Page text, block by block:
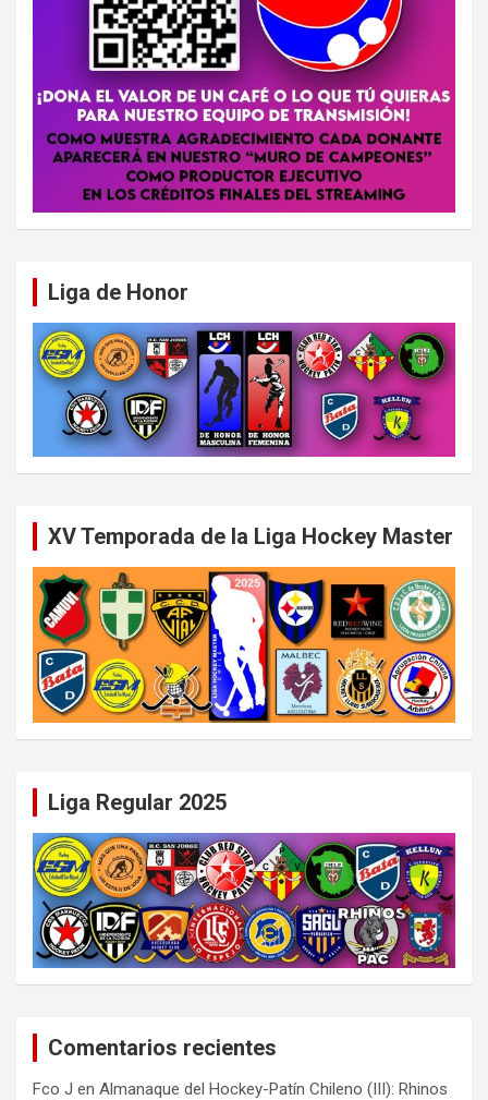
Liga de Honor
XV Temporada de la Liga Hockey Master
Liga Regular 2025
Comentarios recientes
Fco J en Almanaque del Hockey-Patín Chileno (III): Rhinos